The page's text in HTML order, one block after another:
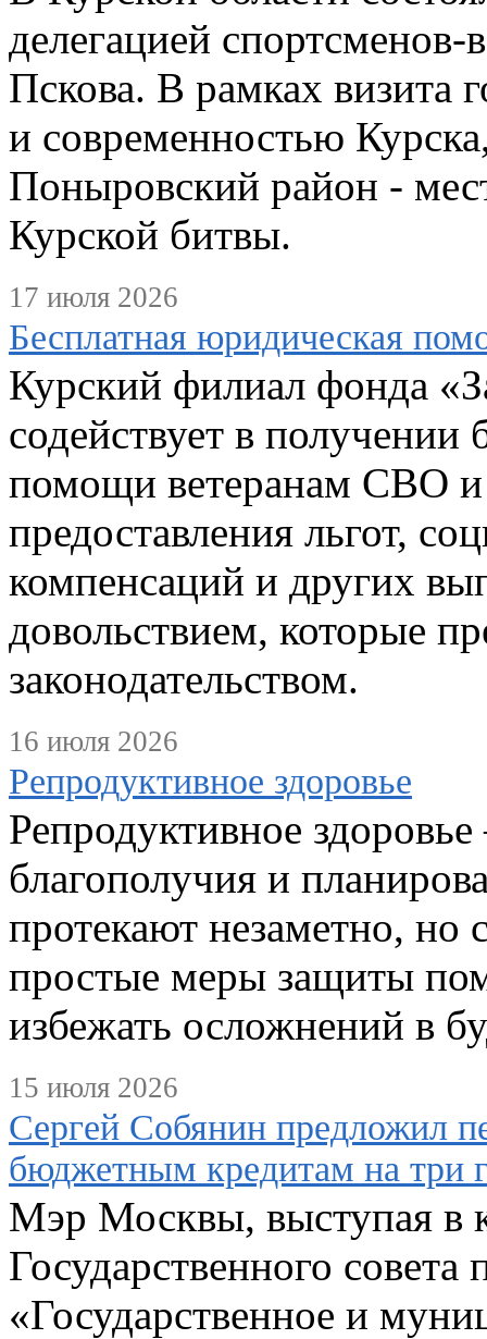
делегацией спортсменов-
Пскова. В рамках визита
и современностью
Поныровский район -
Курской битвы.
17 июля 2026
Бесплатная юридическая
Курский филиал фонда
содействует в
помощи ветеранам СВО и
предоставления льгот,
компенсаций и других
довольствием, которые
законодательством.
16 июля 2026
Репродуктивное здоровье
Репродуктивное
благополучия и
протекают незаметно, но
простые меры защиты
избежать осложнений в
15 июля 2026
Сергей Собянин предложил
бюджетным кредитам на три
Мэр Москвы, выступая в
Государственного
«Государственное и